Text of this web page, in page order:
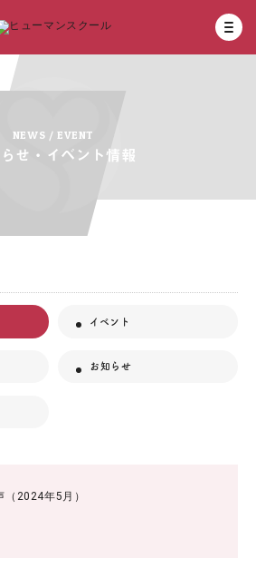
NEWS / EVENT
せ・イベント情報
イベント
お知らせ
（2024年5月）